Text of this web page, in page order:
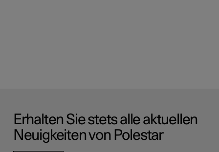
Erhalten Sie stets alle aktuellen
Neuigkeiten von Polestar